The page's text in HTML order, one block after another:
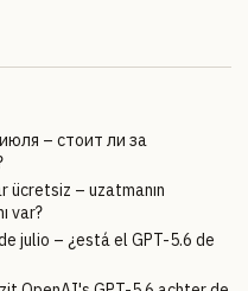
– стоит ли за
ücretsiz – uzatmanın
var?
julio – ¿está el GPT-5.6 de